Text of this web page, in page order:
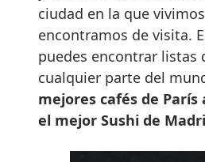
ciudad en la que
encontramos de visita.
puedes encontrar listas
cualquier parte del
mejores cafés de París
el mejor Sushi de